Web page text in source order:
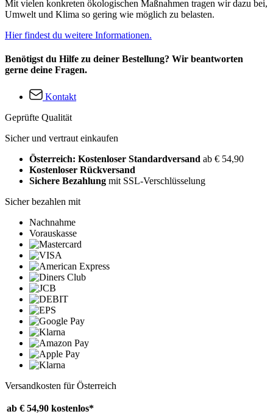
Mit vielen konkreten ökologischen Maßnahmen tragen wir dazu bei,
Umwelt und Klima so gering wie möglich zu belasten.
Hier findest du weitere Informationen.
Benötigst du Hilfe zu deiner Bestellung? Wir beantworten
gerne deine Fragen.
Kontakt
Geprüfte Qualität
Sicher und vertraut einkaufen
Österreich: Kostenloser Standardversand ab € 54,90
Kostenloser Rückversand
Sichere Bezahlung mit SSL-Verschlüsselung
Sicher bezahlen mit
Nachnahme
Vorauskasse
Versandkosten für Österreich
ab € 54,90 kostenlos*